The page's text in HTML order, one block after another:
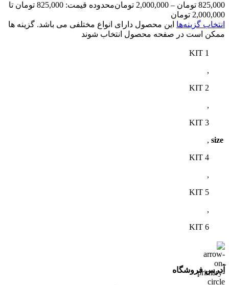
825,000 تومان –
2,000,000 تومان
محدوده قیمت: 825,000 تومان تا
2,000,000 تومان
انتخاب گزینه‌ها این محصول دارای انواع مختلفی می باشد. گزینه ها
ممکن است در صفحه محصول انتخاب شوند
size
KIT 1
,
KIT 2
,
KIT 3
,
KIT 4
,
KIT 5
,
KIT 6
آدرس فروشگاه